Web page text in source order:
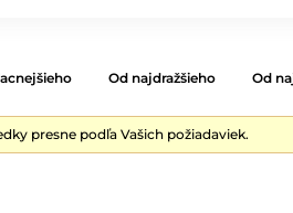
Od najdražšieho Od
presne podľa Vašich požiadaviek.